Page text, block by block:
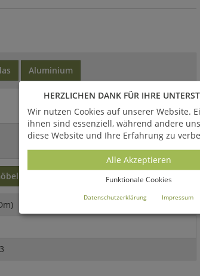
Aluminium
HERZLICHEN DANK FÜR IHRE
Wir nutzen Cookies auf unserer Website.
ihnen sind essenziell, während andere
diese Website und Ihre Erfahrung zu
Alle Akzeptieren
Funktionale Cookies
Datenschutzerklärung Impressum